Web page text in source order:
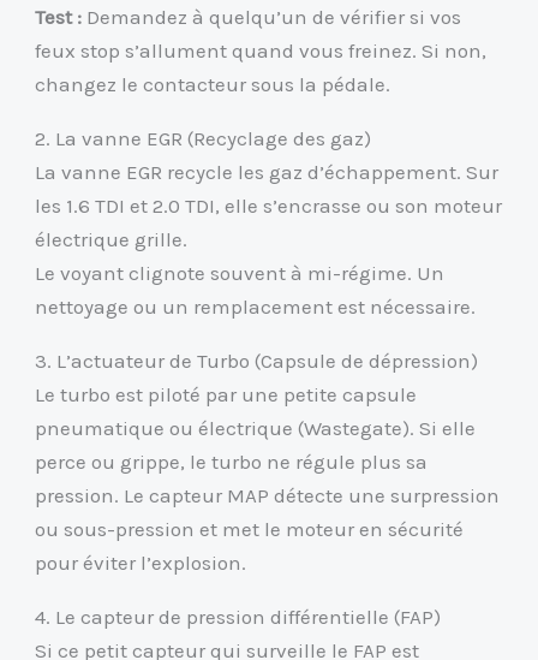
Test : Demandez à quelqu’un de vérifier si vos
feux stop s’allument quand vous freinez. Si non,
changez le contacteur sous la pédale.
2. La vanne EGR (Recyclage des gaz)
La vanne EGR recycle les gaz d’échappement. Sur
les 1.6 TDI et 2.0 TDI, elle s’encrasse ou son moteur
électrique grille.
Le voyant clignote souvent à mi-régime. Un
nettoyage ou un remplacement est nécessaire.
3. L’actuateur de Turbo (Capsule de dépression)
Le turbo est piloté par une petite capsule
pneumatique ou électrique (Wastegate). Si elle
perce ou grippe, le turbo ne régule plus sa
pression. Le capteur MAP détecte une surpression
ou sous-pression et met le moteur en sécurité
pour éviter l’explosion.
4. Le capteur de pression différentielle (FAP)
Si ce petit capteur qui surveille le FAP est